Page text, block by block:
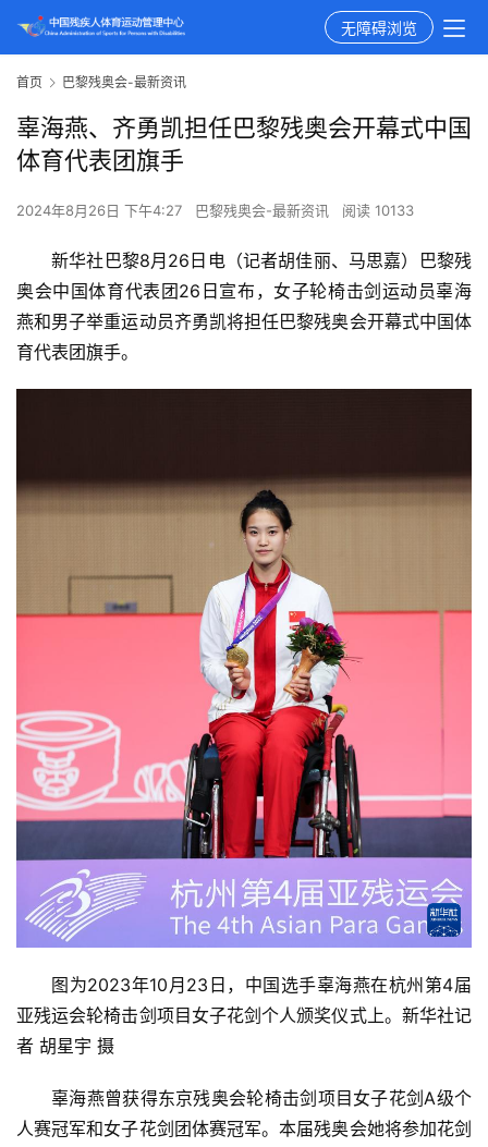
无障碍浏览
首页 巴黎残奥会-最新资讯
辜海燕、齐勇凯担任巴黎残奥会开幕式中国
体育代表团旗手
2024年8月26日 下午4:27 巴黎残奥会-最新资讯 阅读 10133
新华社巴黎8月26日电（记者胡佳丽、马思嘉）巴黎残
奥会中国体育代表团26日宣布，女子轮椅击剑运动员辜海
燕和男子举重运动员齐勇凯将担任巴黎残奥会开幕式中国体
育代表团旗手。
图为2023年10月23日，中国选手辜海燕在杭州第4届
亚残运会轮椅击剑项目女子花剑个人颁奖仪式上。新华社记
者 胡星宇 摄
辜海燕曾获得东京残奥会轮椅击剑项目女子花剑A级个
人赛冠军和女子花剑团体赛冠军。本届残奥会她将参加花剑